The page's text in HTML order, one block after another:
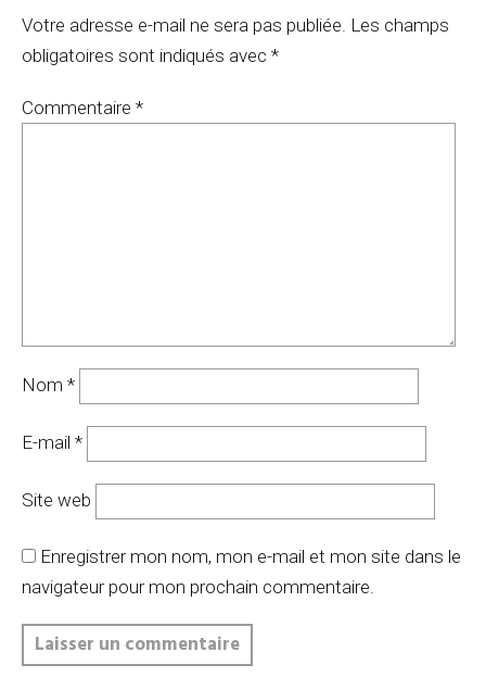
Votre adresse e-mail ne sera pas publiée. Les champs
obligatoires sont indiqués avec *
Commentaire *
Nom *
E-mail *
Site web
Enregistrer mon nom, mon e-mail et mon site dans le
navigateur pour mon prochain commentaire.